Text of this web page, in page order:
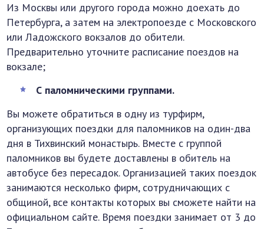
Из Москвы или другого города можно доехать до
Петербурга, а затем на электропоезде с Московского
или Ладожского вокзалов до обители.
Предварительно уточните расписание поездов на
вокзале;
С паломническими группами.
Вы можете обратиться в одну из турфирм,
организующих поездки для паломников на один-два
дня в Тихвинский монастырь. Вместе с группой
паломников вы будете доставлены в обитель на
автобусе без пересадок. Организацией таких поездок
занимаются несколько фирм, сотрудничающих с
общиной, все контакты которых вы сможете найти на
официальном сайте. Время поездки занимает от 3 до